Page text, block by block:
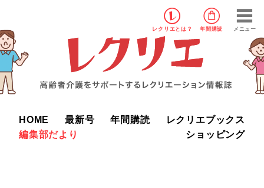
レクリエ とは？ 年間購読 メニュー
HOME 最新号 年間購読
レクリエブックス
編集部だより
ショッピング